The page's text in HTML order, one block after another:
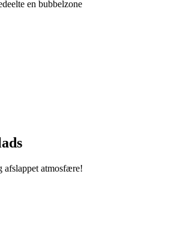
en bubbelzone
afslappet atmosfære!